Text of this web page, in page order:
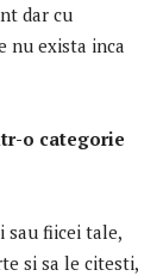
dar cu
nu exista inca
o categorie
sau fiicei tale,
si sa le citesti,